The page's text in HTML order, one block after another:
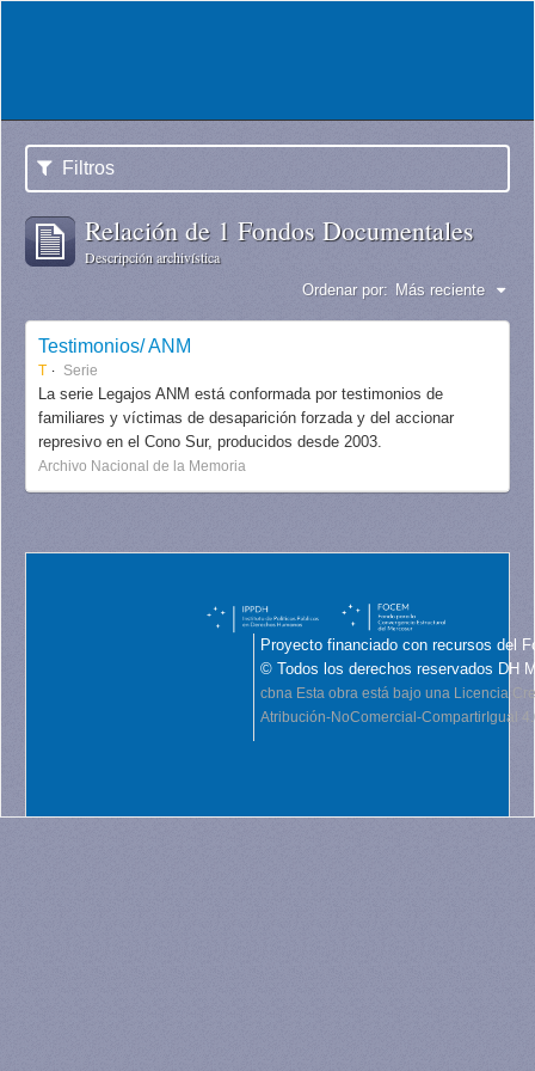
Filtros
Relación de 1 Fondos Documentales
Descripción archivística
Ordenar por: Más reciente
Testimonios/ ANM
T Serie
La serie Legajos ANM está conformada por testimonios de
familiares y víctimas de desaparición forzada y del accionar
represivo en el Cono Sur, producidos desde 2003.
Archivo Nacional de la Memoria
Proyecto financiado con recursos del
© Todos los derechos reservados DH
cbna Esta obra está bajo una Licencia
Atribución-NoComercial-CompartirIgual